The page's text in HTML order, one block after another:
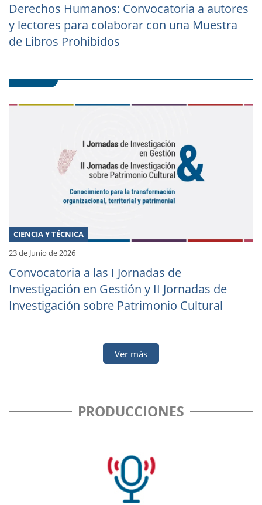
Derechos Humanos: Convocatoria a autores
y lectores para colaborar con una Muestra
de Libros Prohibidos
CIENCIA Y TÉCNICA
23 de Junio de 2026
Convocatoria a las I Jornadas de
Investigación en Gestión y II Jornadas de
Investigación sobre Patrimonio Cultural
Ver más
PRODUCCIONES